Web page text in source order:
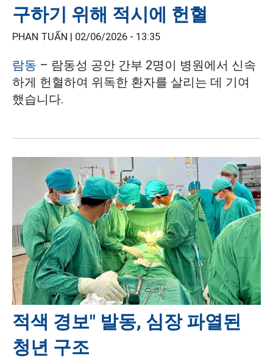
구하기 위해 적시에 헌혈
PHAN TUẤN | 02/06/2026 - 13:35
람동 – 람동성 공안 간부 2명이 병원에서 신속
하게 헌혈하여 위독한 환자를 살리는 데 기여
했습니다.
적색 경보" 발동, 심장 파열된
청년 구조